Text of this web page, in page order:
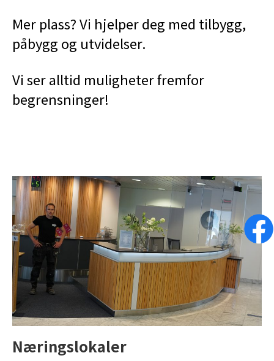
Mer plass? Vi hjelper deg med tilbygg,
påbygg og utvidelser.
Vi ser alltid muligheter fremfor
begrensninger!
Næringslokaler